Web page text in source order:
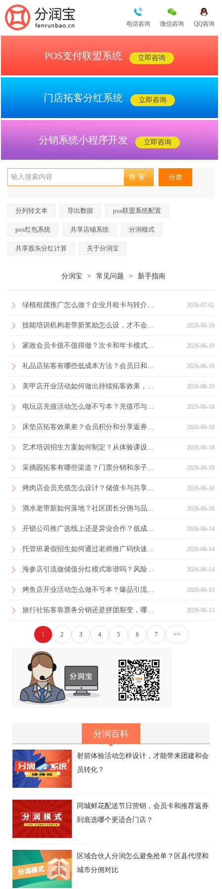
QQ咨询
微信咨询
电话咨询
POS支付联盟系统 立即咨询
门店拓客分红系统 立即咨询
分销系统小程序开发 立即咨询
分类
分列转文本 导出数据 pos联盟系统配置
pos红包系统 共享店铺系统 分润模式
共享股东分红计算 关于分润宝
分润宝 > 常见问题 > 新手指南
2026-07-02
2026-06-19
2026-06-19
2026-06-19
2026-06-19
2026-06-18
2026-06-18
2026-06-18
2026-06-18
2026-06-18
2026-06-18
2026-06-14
2026-06-14
2026-06-14
2026-06-13
2026-06-13
1 2 3 4 5 6 7 >>
分润百科
射箭体验活动怎样设计，才能带来团建和会
员转化？
同城鲜花配送节日营销，会员卡和推荐返券
到底选哪个更适合门店？
区域合伙人分润怎么避免抢单？区县代理和
城市分佣对比